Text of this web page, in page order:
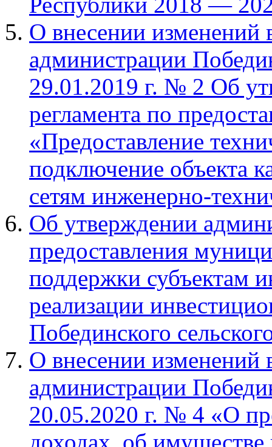
О внесении изменений
администрации
29.01.2019 г. № 2 Об
регламента по
«Предоставление
подключение объекта
сетям инженерно-
Об утверждении
предоставления
поддержки субъектам
реализации
Побединского
О внесении изменений
администрации
20.05.2020 г. № 4 «О
доходах, об имуществе